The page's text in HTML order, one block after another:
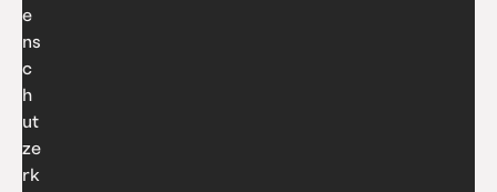
e
ns
c
h
ut
ze
rk